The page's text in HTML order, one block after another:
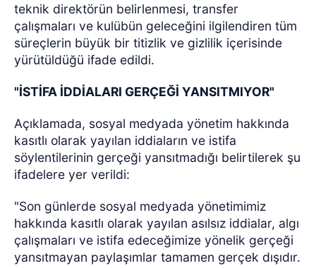
teknik direktörün belirlenmesi, transfer
çalışmaları ve kulübün geleceğini ilgilendiren tüm
süreçlerin büyük bir titizlik ve gizlilik içerisinde
yürütüldüğü ifade edildi.
"İSTİFA İDDİALARI GERÇEĞİ YANSITMIYOR"
Açıklamada, sosyal medyada yönetim hakkında
kasıtlı olarak yayılan iddiaların ve istifa
söylentilerinin gerçeği yansıtmadığı belirtilerek şu
ifadelere yer verildi:
"Son günlerde sosyal medyada yönetimimiz
hakkında kasıtlı olarak yayılan asılsız iddialar, algı
çalışmaları ve istifa edeceğimize yönelik gerçeği
yansıtmayan paylaşımlar tamamen gerçek dışıdır.